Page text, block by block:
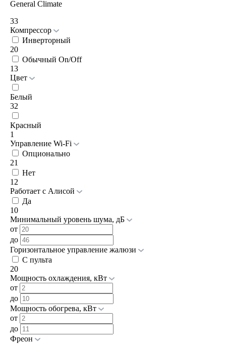
General Climate
33
Компрессор
Инверторный
20
Обычный On/Off
13
Цвет
Белый
32
Красный
1
Управление Wi-Fi
Опционально
21
Нет
12
Работает с Алисой
Да
10
Минимальный уровень шума, дБ
от
до
Горизонтальное управление жалюзи
С пульта
20
Мощность охлаждения, кВт
от
до
Мощность обогрева, кВт
от
до
Фреон